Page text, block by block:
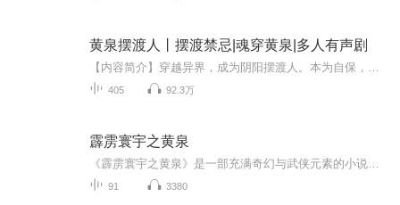
黄泉摆渡人丨摆渡禁忌|魂穿黄泉|多人有声剧
405 92.3万
霹雳寰宇之黄泉
91 3380